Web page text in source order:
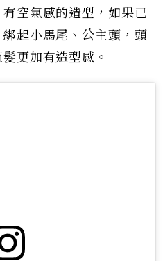
空氣感的造型，如果已
起小馬尾、公主頭，頭
更加有造型感。